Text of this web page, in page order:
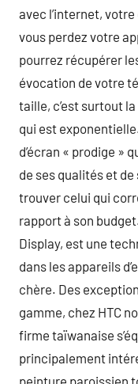
avec l’internet,
vous perdez votre
pourrez récupérer
évocation de votre
taille, c’est surtout
qui est
d’écran « prodige »
de ses qualités et
trouver celui qui
rapport à son
Display, est une
dans les appareils
chère. Des
gamme, chez HTC
firme taïwanaise
principalement
peinture paroissien